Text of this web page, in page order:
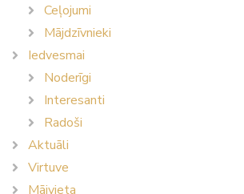
Ceļojumi
Mājdzīvnieki
Iedvesmai
Noderīgi
Interesanti
Radoši
Aktuāli
Virtuve
Mājvieta